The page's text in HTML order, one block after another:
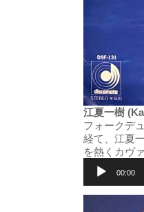
江夏一樹
フォークデ
経て、江夏
を熱くカヴ
プ
レ
00:00